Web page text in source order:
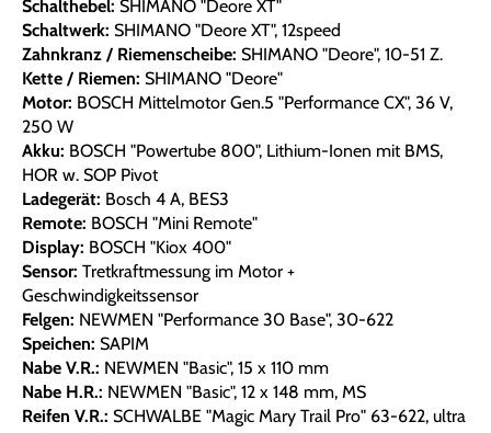
Schalthebel: SHIMANO "Deore XT"
Schaltwerk: SHIMANO "Deore XT", 12speed
Zahnkranz / Riemenscheibe: SHIMANO "Deore", 10-51 Z.
Kette / Riemen: SHIMANO "Deore"
Motor: BOSCH Mittelmotor Gen.5 "Performance CX", 36 V,
250 W
Akku: BOSCH "Powertube 800", Lithium-Ionen mit BMS,
HOR w. SOP Pivot
Ladegerät: Bosch 4 A, BES3
Remote: BOSCH "Mini Remote"
Display: BOSCH "Kiox 400"
Sensor: Tretkraftmessung im Motor +
Geschwindigkeitssensor
Felgen: NEWMEN "Performance 30 Base", 30-622
Speichen: SAPIM
Nabe V.R.: NEWMEN "Basic", 15 x 110 mm
Nabe H.R.: NEWMEN "Basic", 12 x 148 mm, MS
Reifen V.R.: SCHWALBE "Magic Mary Trail Pro" 63-622, ultra